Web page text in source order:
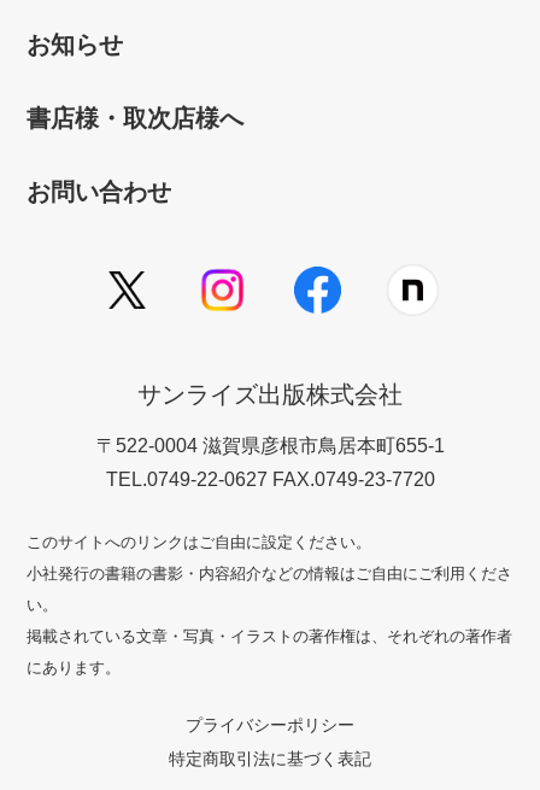
お知らせ
書店様・取次店様へ
お問い合わせ
サンライズ出版株式会社
〒522-0004 滋賀県彦根市鳥居本町655-1
TEL.0749-22-0627 FAX.0749-23-7720
このサイトへのリンクはご自由に設定ください。
小社発行の書籍の書影・内容紹介などの情報はご自由にご利用くださ
い。
掲載されている文章・写真・イラストの著作権は、それぞれの著作者
にあります。
プライバシーポリシー
特定商取引法に基づく表記